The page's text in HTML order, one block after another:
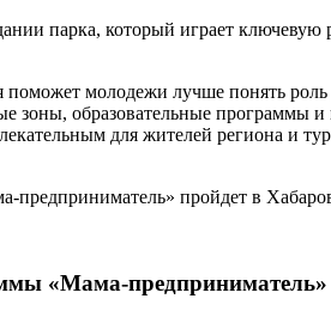
парка, который играет
поможет молодежи лучше понять
зоны, образовательные программы
для жителей региона и
«Мама-предприниматель»